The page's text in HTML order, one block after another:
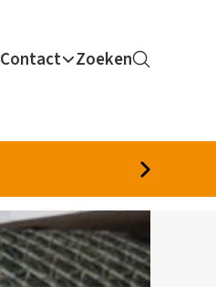
Contact Zoeken